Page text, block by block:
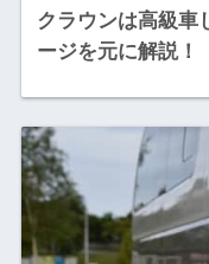
クラウンは高級車
ージを元に解説！